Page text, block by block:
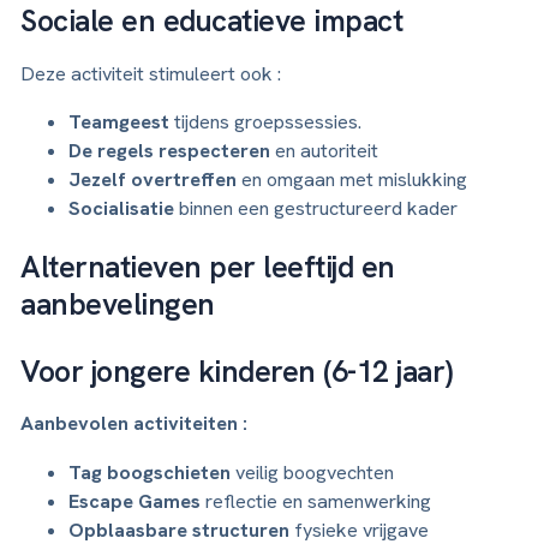
Sociale en educatieve impact
Deze activiteit stimuleert ook :
Teamgeest tijdens groepssessies.
De regels respecteren en autoriteit
Jezelf overtreffen en omgaan met mislukking
Socialisatiebinnen een gestructureerd kader
Alternatieven per leeftijd en
aanbevelingen
Voor jongere kinderen (6-12 jaar)
Aanbevolen activiteiten :
Tag boogschieten veilig boogvechten
Escape Games reflectie en samenwerking
Opblaasbare structuren fysieke vrijgave